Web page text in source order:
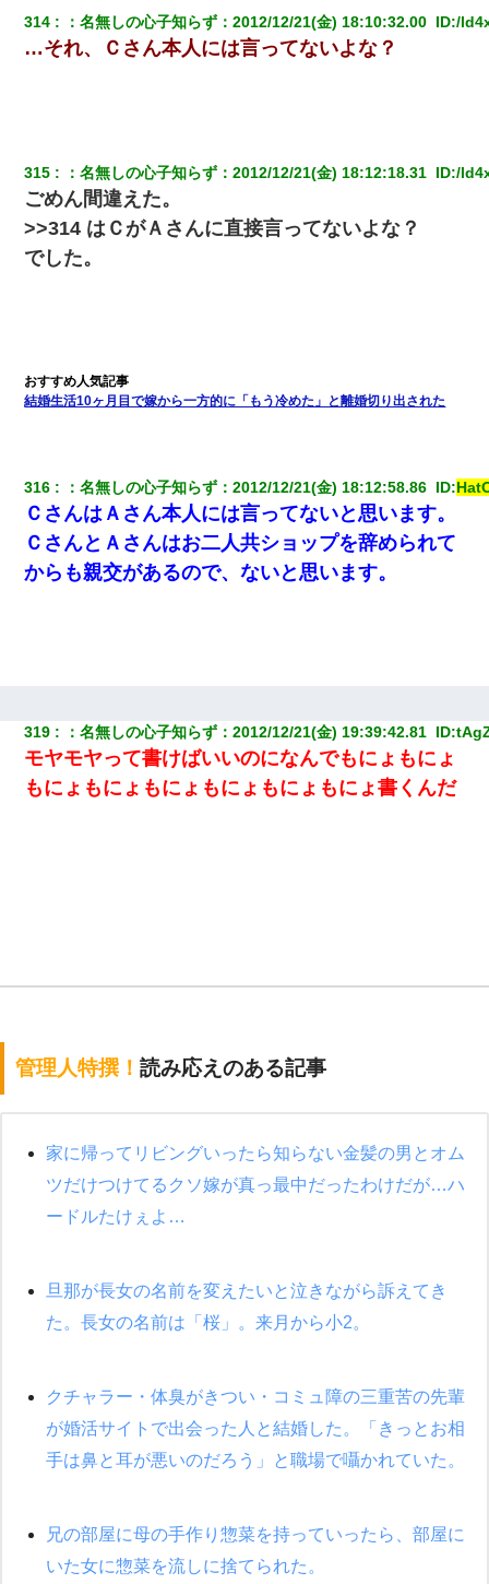
314 ：名無しの心子知らず ：2012/12/21(金) 18:10:32.00 ID:/
…それ、Ｃさん本人には言ってないよな？
315 ：名無しの心子知らず ：2012/12/21(金) 18:12:18.31 ID:/
ごめん間違えた。
>>314 はＣがＡさんに直接言ってないよな？
でした。
結婚生活10ヶ月目で嫁から一方的に「もう冷めた」と離婚切り出された
316 ：名無しの心子知らず ：2012/12/21(金) 18:12:58.86 ID:
ＣさんはＡさん本人には言ってないと思います。
ＣさんとＡさんはお二人共ショップを辞められて
からも親交があるので、ないと思います。
319 ：名無しの心子知らず ：2012/12/21(金) 19:39:42.81 ID:
モヤモヤって書けばいいのになんでもにょもにょ
もにょもにょもにょもにょもにょもにょ書くんだ
管理人特撰！ 読み応えのある記事
家に帰ってリビングいったら知らない金髪の男とオム
ツだけつけてるクソ嫁が真っ最中だったわけだが…ハ
ードルたけぇよ…
旦那が長女の名前を変えたいと泣きながら訴えてき
た。長女の名前は「桜」。来月から小2。
クチャラー・体臭がきつい・コミュ障の三重苦の先輩
が婚活サイトで出会った人と結婚した。「きっとお相
手は鼻と耳が悪いのだろう」と職場で囁かれていた。
兄の部屋に母の手作り惣菜を持っていったら、部屋に
いた女に惣菜を流しに捨てられた。